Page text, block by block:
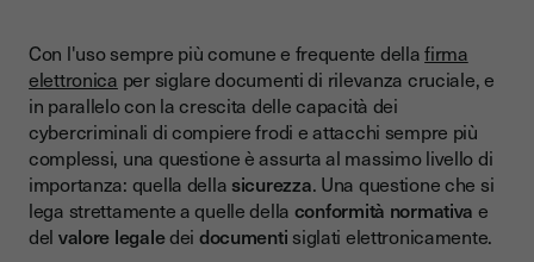
Come la blockchain può garantire la sicurezza delle firme
elettroniche
Garantendo l'immutabilità dei dati
Aggiungendo sicurezza e protezione dei dati
Prevenendo le falsificazioni
Proteggendo dalle violazioni dei database centralizzati
Con l'uso sempre più comune e frequente dellafirma
elettronica per siglare documenti di rilevanza cruciale, e
in parallelo con la crescita delle capacità dei
cybercriminali di compiere frodi e attacchi sempre più
complessi, una questione è assurta al massimo livello di
importanza: quella dellasicurezza. Una questione che si
lega strettamente a quelle della conformità normativa e
del valore legaledei documenti siglati elettronicamente.